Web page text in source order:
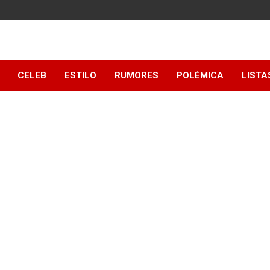
CELEB ESTILO RUMORES POLÉMICA